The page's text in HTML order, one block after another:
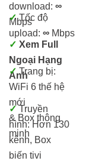
download: ∞
Mbps
✓Tốc độ
upload: ∞ Mbps
✓ Xem Full
Ngoại Hạng
Anh
✓Trang bị:
WiFi 6 thế hệ
mới
& Box thông
minh
✓Truyền
hình: Hơn 130
kênh, Box
biến tivi